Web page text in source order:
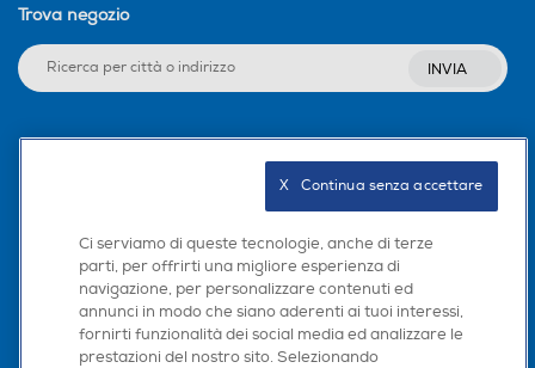
Trova negozio
INVIA
Scarica la nostra app
Ci serviamo di queste tecnologie, anche di terze
parti, per offrirti una migliore esperienza di
navigazione, per personalizzare contenuti ed
annunci in modo che siano aderenti ai tuoi interessi,
fornirti funzionalità dei social media ed analizzare le
prestazioni del nostro sito. Selezionando
X   Continua senza accettare